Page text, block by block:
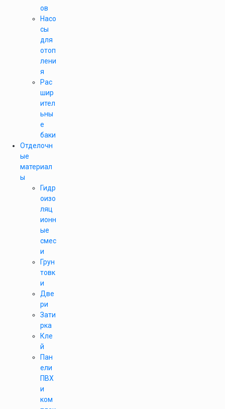
ов
Насо
сы
для
отоп
лени
я
Рас
шир
ител
ьны
е
баки
Отделочн
ые
материал
ы
Гидр
оизо
ляц
ионн
ые
смес
и
Грун
товк
и
Две
ри
Зати
рка
Кле
й
Пан
ели
ПВХ
и
ком